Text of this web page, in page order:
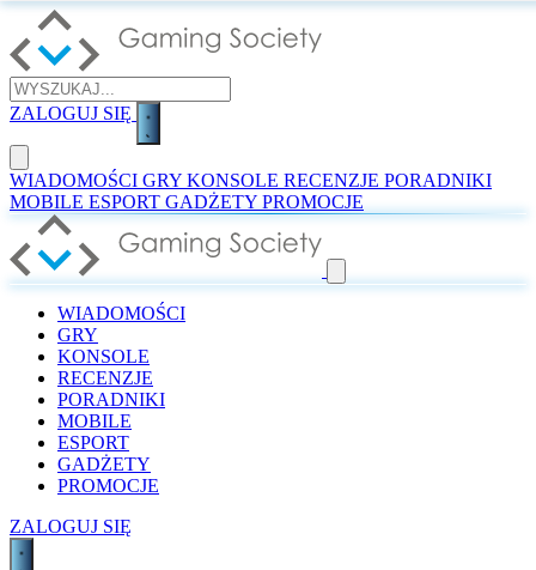
ZALOGUJ SIĘ
WIADOMOŚCI GRY KONSOLE RECENZJE PORADNIKI
MOBILE ESPORT GADŻETY PROMOCJE
WIADOMOŚCI
GRY
KONSOLE
RECENZJE
PORADNIKI
MOBILE
ESPORT
GADŻETY
PROMOCJE
ZALOGUJ SIĘ